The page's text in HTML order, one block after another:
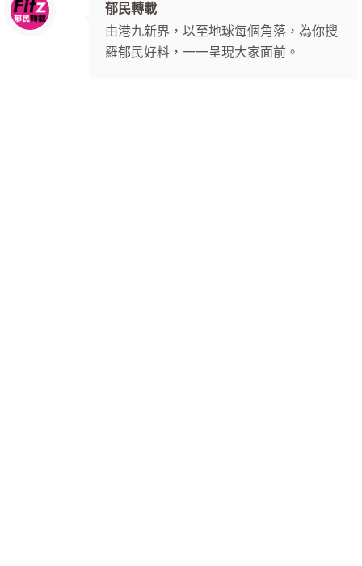
郁民轉載
由港九新界，以至地球每個角落，為你搜
羅郁民好料，一一呈現大家面前。